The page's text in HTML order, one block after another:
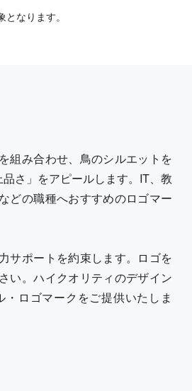
なります。
組み合わせ、鳥のシルエットを
さ」をアピールします。IT、教
どの職種へおすすめのロゴマー
サポートを約束します。ロゴを
い。ハイクオリティのデザイン
ロゴマークをご提供いたしま